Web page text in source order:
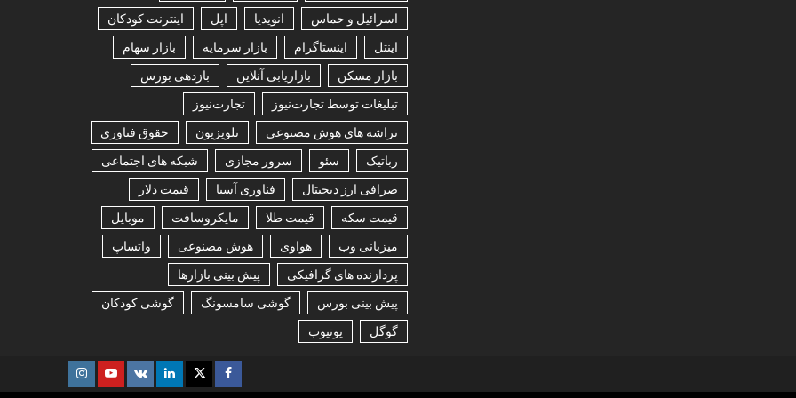
اسرائیل و حماس
انویدیا اپل
اینترنت کودکان
اینتل
اینستاگرام بازار سرمایه
بازار سهام
بازار مسکن
بازاریابی آنلاین
بازدهی بورس
تبلیغات توسط تجارت‌نیوز
تجارت‌نیوز
تراشه های هوش مصنوعی
تلویزیون
حقوق فناوری
رباتیک
سئو سرور مجازی
شبکه های اجتماعی
صرافی ارز دیجیتال
فناوری آسیا
قیمت دلار
قیمت سکه
قیمت طلا مایکروسافت
موبایل
میزبانی وب
هواوی هوش مصنوعی
واتساپ
پردازنده های گرافیکی
پیش بینی بازارها
پیش بینی بورس
گوشی سامسونگ
گوشی کودکان
گوگل
یوتیوب